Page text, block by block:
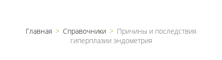
Главная Справочники
Причины и последствия
гиперплазии эндометрия